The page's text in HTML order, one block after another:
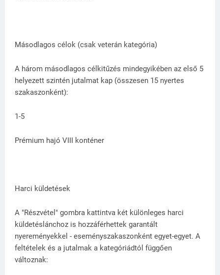
Másodlagos célok (csak veterán kategória)
A három másodlagos célkitűzés mindegyikében az első 5
helyezett szintén jutalmat kap (összesen 15 nyertes
szakaszonként):
1-5
Prémium hajó VIII konténer
Harci küldetések
A "Részvétel" gombra kattintva két különleges harci
küldetéslánchoz is hozzáférhettek garantált
nyereményekkel - eseményszakaszonként egyet-egyet. A
feltételek és a jutalmak a kategóriádtól függően
változnak: